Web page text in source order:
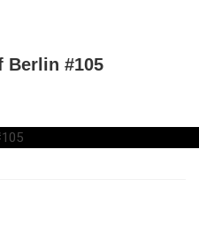
Berlin #105